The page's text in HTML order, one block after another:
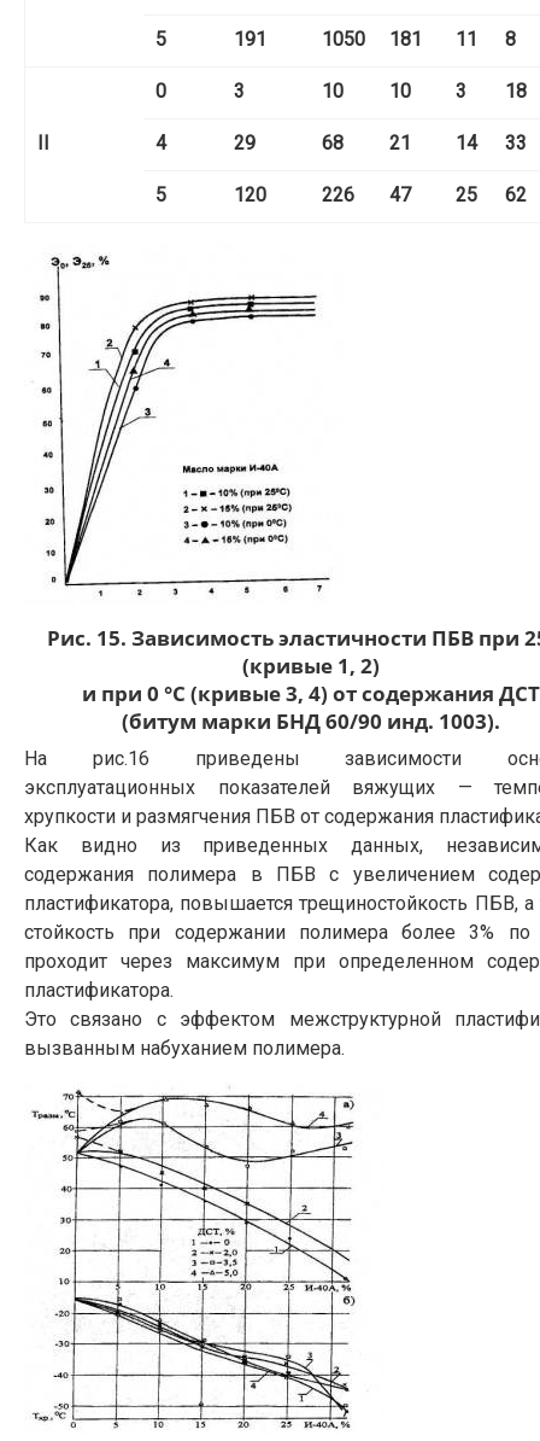
5 191 1050 181 11 8
II
0 3 10 10 3 18
4 29 68 21 14 33
5 120 226 47 25 62
Рис. 15. Зависимость эластичности ПБВ при
(кривые 1, 2)
и при 0 °С (кривые 3, 4) от содержания ДСТ
(битум марки БНД 60/90 инд. 1003).
На рис.16 приведены зависимости
эксплуатационных показателей вяжущих —
хрупкости и размягчения ПБВ от содержания
Как видно из приведенных данных,
содержания полимера в ПБВ с увеличением
пластификатора, повышается трещиностойкость ПБВ, а
стойкость при содержании полимера более 3% по
проходит через максимум при определенном
пластификатора.
Это связано с эффектом межструктурной
вызванным набуханием полимера.